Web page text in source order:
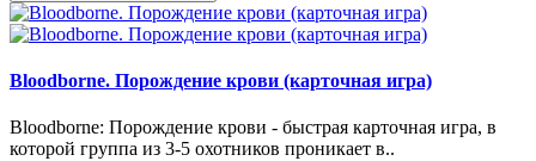
Bloodborne. Порождение крови (карточная игра)
Bloodborne: Порождение крови - быстрая карточная игра, в
которой группа из 3-5 охотников проникает в..